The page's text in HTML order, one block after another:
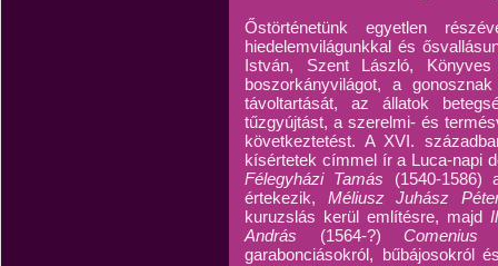
Őstörténetünk egyetlen
hiedelemvilágunkkal és
István, Szent László,
boszorkányvilágot, a
távoltartását, az állatok
tűzgyújtást, a szerelmi- és
következtetést. A XVI.
kísértetek címmel ír a Luca-napi
Félegyházi Tamás (1540-
értekezik, Méliusz Juhász
kuruzslás kerül említésre, majd
András (1564-?)
garabonciásokról, bűbájosokról